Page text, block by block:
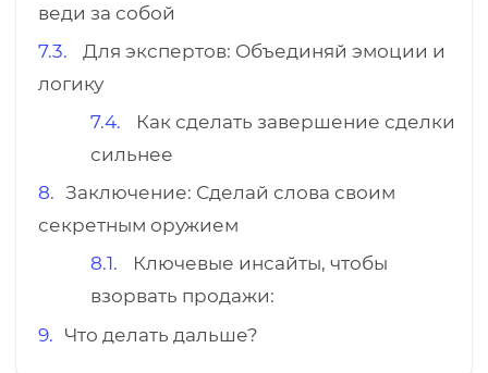
веди за собой
Для экспертов: Объединяй эмоции и
логику
Как сделать завершение сделки
сильнее
Заключение: Сделай слова своим
секретным оружием
Ключевые инсайты, чтобы
взорвать продажи:
Что делать дальше?